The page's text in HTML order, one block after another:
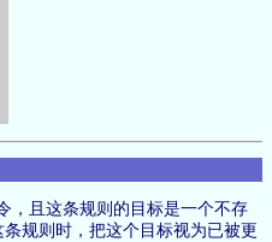
，且这条规则的目标是一个不存
规则时，把这个目标视为已被更